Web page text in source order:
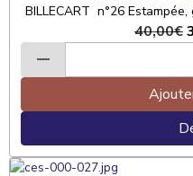
BILLECART n°26
40,00€